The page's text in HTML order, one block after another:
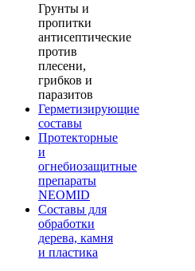
Грунты и
пропитки
антисептические
против
плесени,
грибков и
паразитов
Герметизирующие
составы
Протекторные
и
огнебиозащитные
препараты
NEOMID
Составы для
обработки
дерева, камня
и пластика